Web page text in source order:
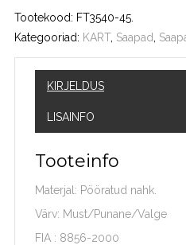
Tootekood: FT3540-45
Kategooriad: KART, Saapad
KIRJELDUS
LISAINFO
Tooteinfo
Materjal: Pööratud nahk.
Värv: Must/Punane/Valge
FIA : 8856-2000